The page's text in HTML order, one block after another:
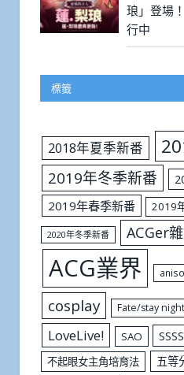
琅」登場
行中
標籤
2018年夏季新番
2019年冬季新番
2019年春季新番
2019
2020年冬季新番 ACGer
ACG業界
cosplay Fate/stay night
LoveLive! SAO
不起眼女主角培育法 五等